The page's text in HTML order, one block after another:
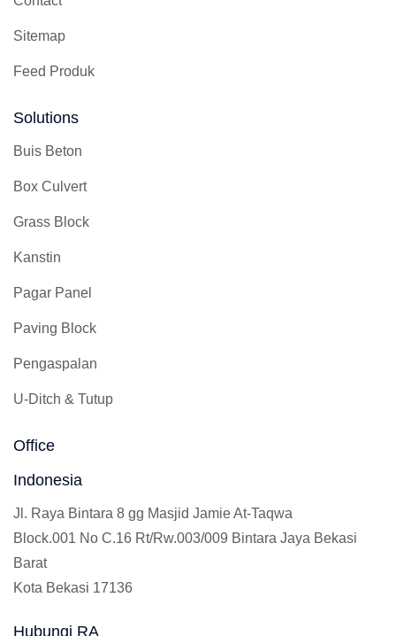
Sitemap
Feed Produk
Solutions
Buis Beton
Box Culvert
Grass Block
Kanstin
Pagar Panel
Paving Block
Pengaspalan
U-Ditch & Tutup
Office
Indonesia
Jl. Raya Bintara 8 gg Masjid Jamie At-Taqwa
Block.001 No C.16 Rt/Rw.003/009 Bintara Jaya Bekasi
Barat
Kota Bekasi 17136
Hubungi RA